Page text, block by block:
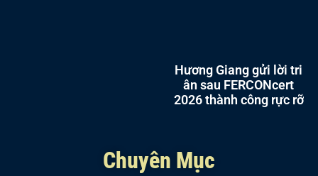
Hương Giang gửi lời tri
ân sau FERCONcert
2026 thành công rực rỡ
Chuyên Mục